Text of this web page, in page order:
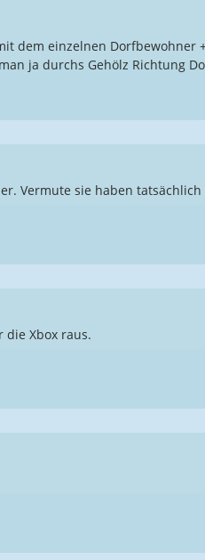
dem einzelnen Dorfbewohner
ja durchs Gehölz Richtung
Vermute sie haben tatsächlich
Xbox raus.